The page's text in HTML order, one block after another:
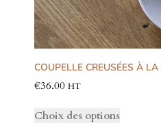
COUPELLE CREUSÉES À
€36.00 HT
Choix des options